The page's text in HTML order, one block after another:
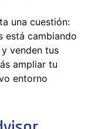
una cuestión:
está cambiando
venden tus
ampliar tu
entorno